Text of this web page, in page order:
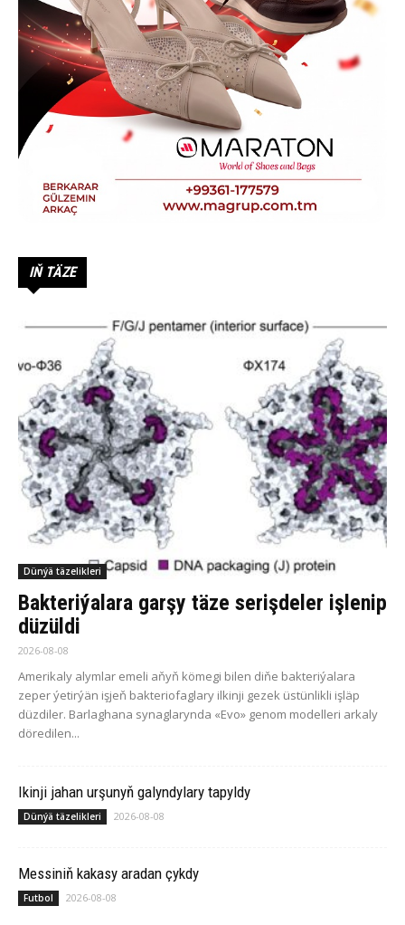
IŇ TÄZE
Dünýä täzelikleri
Bakteriýalara garşy täze serişdeler işlenip
düzüldi
2026-08-08
Amerikaly alymlar emeli aňyň kömegi bilen diňe bakteriýalara
zeper ýetirýän işjeň bakteriofaglary ilkinji gezek üstünlikli işläp
düzdiler. Barlaghana synaglarynda «Evo» genom modelleri arkaly
döredilen...
Ikinji jahan urşunyň galyndylary tapyldy
Dünýä täzelikleri 2026-08-08
Messiniň kakasy aradan çykdy
Futbol 2026-08-08